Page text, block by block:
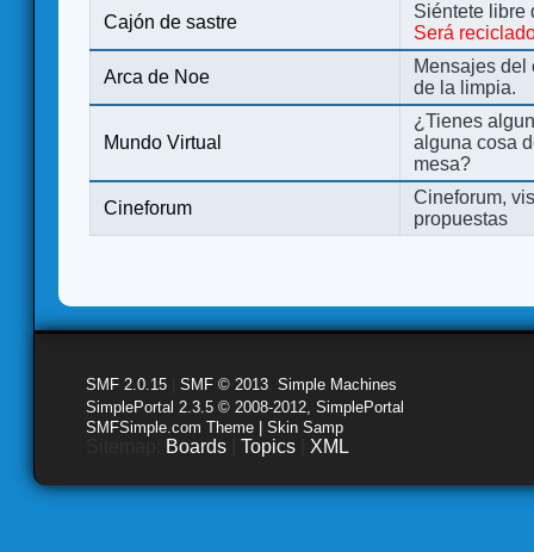
Cajón de sastre
Siéntete libre
Será
Arca de Noe
Mensajes del
de la limpia.
Mundo Virtual
¿Tienes
alguna cosa
mesa?
Cineforum
Cineforum,
propuestas
SMF 2.0.15 SMF © 2013 Simple Machines
SimplePortal 2.3.5 © 2008-2012, SimplePortal
SMFSimple.com Theme | Skin Samp
Boards Topics XML